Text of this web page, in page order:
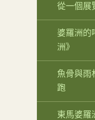
從一個展
婆羅洲的
洲》
魚骨與雨
跑
東馬婆